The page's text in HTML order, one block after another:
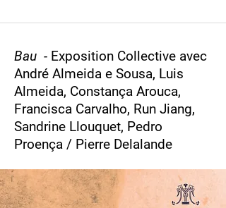
Bau - Exposition Collective avec
André Almeida e Sousa, Luis
Almeida, Constança Arouca,
Francisca Carvalho, Run Jiang,
Sandrine Llouquet, Pedro
Proença / Pierre Delalande